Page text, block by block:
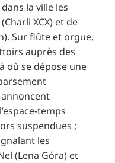
la ville les
XCX) et de
Sur flûte et orgue,
auprès des
où se dépose une
temps
suspendues ;
les
(Lena Góra) et